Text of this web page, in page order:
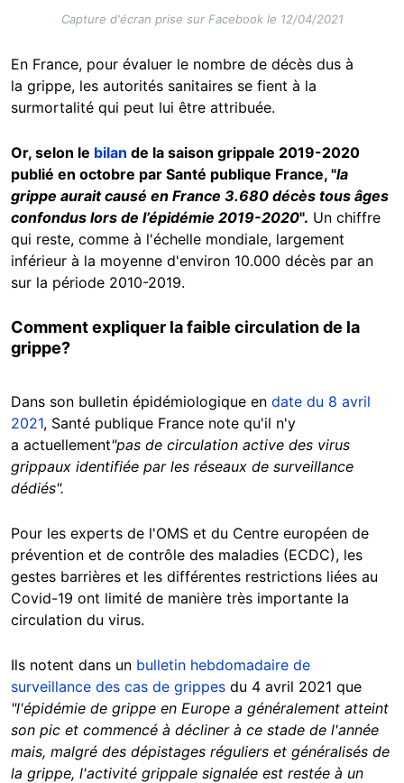
Capture d'écran prise sur Facebook le 12/04/2021
En France, pour évaluer le nombre de décès dus à
la grippe, les autorités sanitaires se fient à la
surmortalité qui peut lui être attribuée.
Or, selon le bilan de la saison grippale 2019-2020
publié en octobre par Santé publique France, "la
grippe aurait causé en France 3.680 décès tous âges
confondus lors de l’épidémie 2019-2020". Un chiffre
qui reste, comme à l'échelle mondiale, largement
inférieur à la moyenne d'environ 10.000 décès par an
sur la période 2010-2019.
Comment expliquer la faible circulation de la
grippe?
Dans son bulletin épidémiologique en date du 8 avril
2021, Santé publique France note qu'il n'y
a actuellement"pas de circulation active des virus
grippaux identifiée par les réseaux de surveillance
dédiés".
Pour les experts de l'OMS et du Centre européen de
prévention et de contrôle des maladies (ECDC), les
gestes barrières et les différentes restrictions liées au
Covid-19 ont limité de manière très importante la
circulation du virus.
Ils notent dans un bulletin hebdomadaire de
surveillance des cas de grippes du 4 avril 2021 que
"l'épidémie de grippe en Europe a généralement atteint
son pic et commencé à décliner à ce stade de l'année
mais, malgré des dépistages réguliers et généralisés de
la grippe, l'activité grippale signalée est restée à un